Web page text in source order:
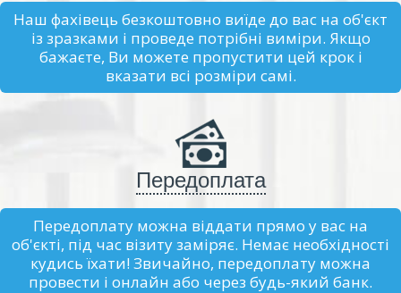
Наш фахівець безкоштовно виїде до вас на об'єкт
із зразками і проведе потрібні виміри. Якщо
бажаєте, Ви можете пропустити цей крок і
вказати всі розміри самі.
Передоплата
Передоплату можна віддати прямо у вас на
об'єкті, під час візиту заміряє. Немає необхідності
кудись їхати! Звичайно, передоплату можна
провести і онлайн або через будь-який банк.